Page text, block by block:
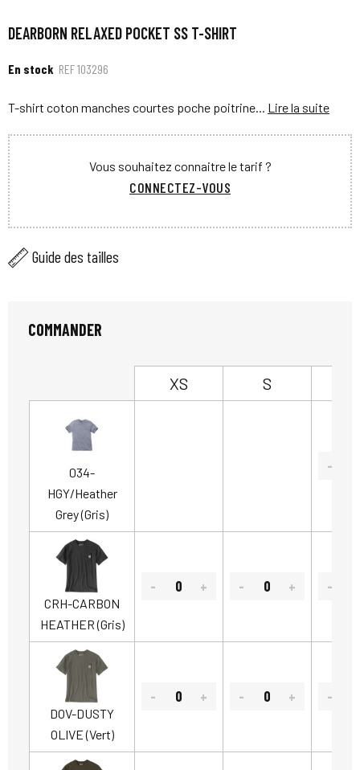
DEARBORN RELAXED POCKET SS T-SHIRT
En stock REF103296
T-shirt coton manches courtes poche poitrine... Lire la suite
Vous souhaitez connaitre le tarif ?
CONNECTEZ-VOUS
Guide des tailles
COMMANDER
XS S
034-
HGY/Heather
Grey (Gris)
CRH-CARBON
HEATHER (Gris)
DOV-DUSTY
OLIVE (Vert)